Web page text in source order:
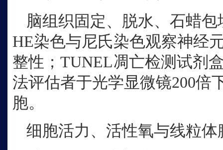
脑组织固定、脱水、石蜡包
HE染色与尼氏染色观察神经
整性；TUNEL凋亡检测试剂
法评估者于光学显微镜200倍
胞。
细胞活力、活性氧与线粒体